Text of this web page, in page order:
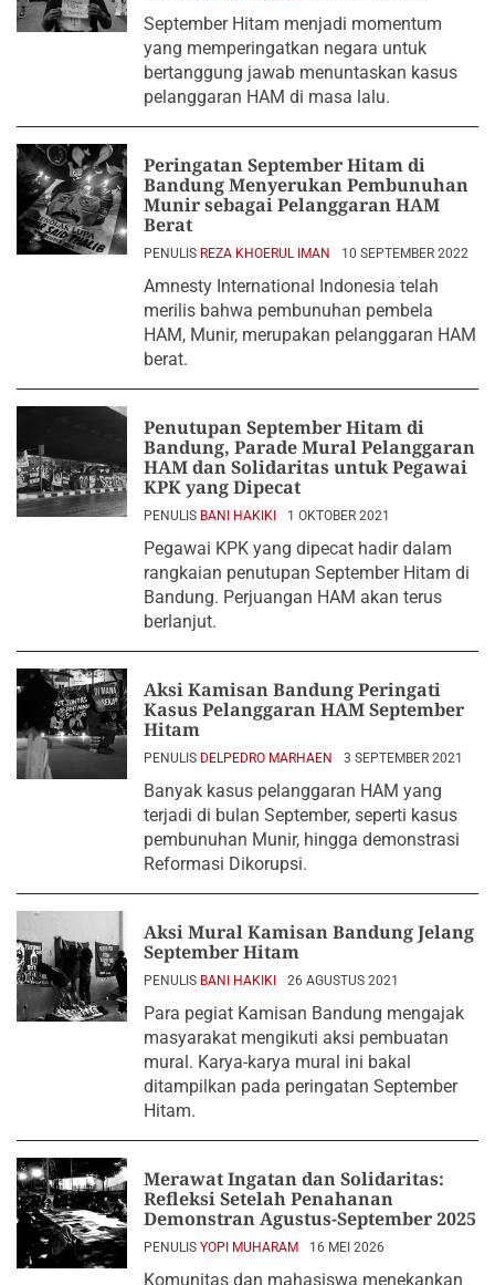
September Hitam menjadi momentum
yang memperingatkan negara untuk
bertanggung jawab menuntaskan kasus
pelanggaran HAM di masa lalu.
Peringatan September Hitam di
Bandung Menyerukan Pembunuhan
Munir sebagai Pelanggaran HAM
Berat
PENULIS REZA KHOERUL IMAN 10 SEPTEMBER 2022
Amnesty International Indonesia telah
merilis bahwa pembunuhan pembela
HAM, Munir, merupakan pelanggaran HAM
berat.
Penutupan September Hitam di
Bandung, Parade Mural Pelanggaran
HAM dan Solidaritas untuk Pegawai
KPK yang Dipecat
PENULIS BANI HAKIKI 1 OKTOBER 2021
Pegawai KPK yang dipecat hadir dalam
rangkaian penutupan September Hitam di
Bandung. Perjuangan HAM akan terus
berlanjut.
Aksi Kamisan Bandung Peringati
Kasus Pelanggaran HAM September
Hitam
PENULIS DELPEDRO MARHAEN 3 SEPTEMBER 2021
Banyak kasus pelanggaran HAM yang
terjadi di bulan September, seperti kasus
pembunuhan Munir, hingga demonstrasi
Reformasi Dikorupsi.
Aksi Mural Kamisan Bandung Jelang
September Hitam
PENULIS BANI HAKIKI 26 AGUSTUS 2021
Para pegiat Kamisan Bandung mengajak
masyarakat mengikuti aksi pembuatan
mural. Karya-karya mural ini bakal
ditampilkan pada peringatan September
Hitam.
Merawat Ingatan dan Solidaritas:
Refleksi Setelah Penahanan
Demonstran Agustus-September 2025
PENULIS YOPI MUHARAM 16 MEI 2026
Komunitas dan mahasiswa menekankan